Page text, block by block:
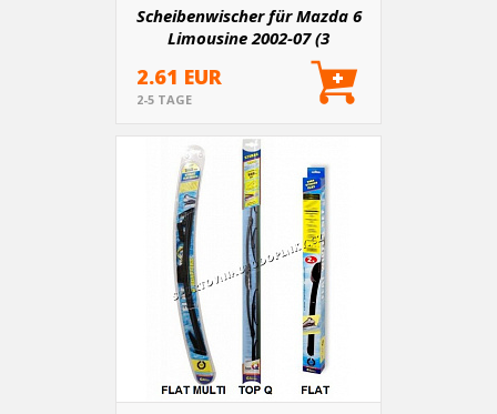
Scheibenwischer für Mazda 6
Limousine 2002-07 (3
2.61 EUR
2-5 TAGE